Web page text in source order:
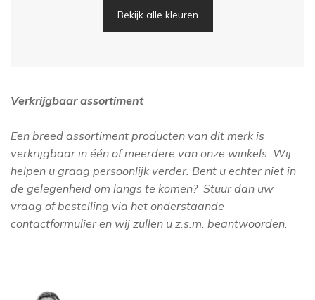
Bekijk alle kleuren
Verkrijgbaar assortiment
Een breed assortiment producten van dit merk is
verkrijgbaar in één of meerdere van onze winkels. Wij
helpen u graag persoonlijk verder. Bent u echter niet in
de gelegenheid om langs te komen? Stuur dan uw
vraag of bestelling via het onderstaande
contactformulier en wij zullen u z.s.m. beantwoorden.